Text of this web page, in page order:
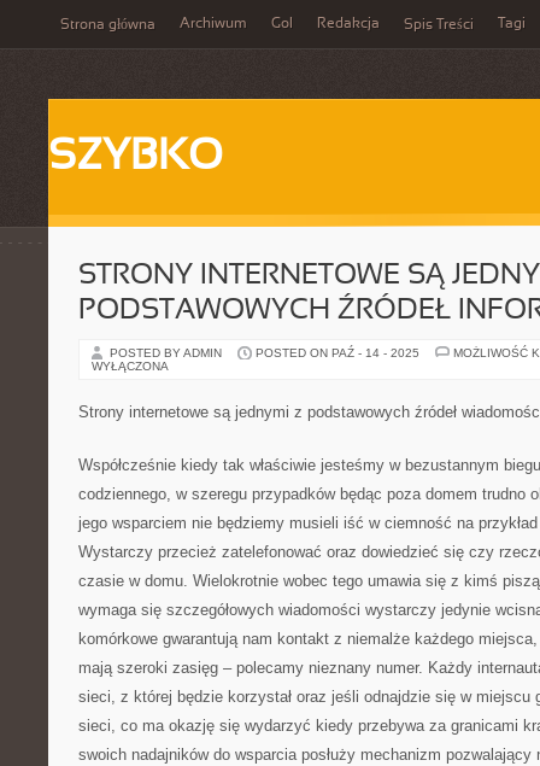
Strona główna Archiwum Gol Redakcja Spis Treści Tagi
SZYBKO
STRONY INTERNETOWE SĄ
PODSTAWOWYCH ŹRÓDEŁ
POSTED BY ADMIN POSTED ON PAŹ - 14 - 2025
MOŻLIWOŚĆ
WYŁĄCZONA
Strony internetowe są jednymi z podstawowych źródeł
Współcześnie kiedy tak właściwie jesteśmy w bezustannym
codziennego, w szeregu przypadków będąc poza domem trudno
jego wsparciem nie będziemy musieli iść w ciemność na
Wystarczy przecież zatelefonować oraz dowiedzieć się czy
czasie w domu. Wielokrotnie wobec tego umawia się z kimś
wymaga się szczegółowych wiadomości wystarczy jedynie
komórkowe gwarantują nam kontakt z niemalże każdego
mają szeroki zasięg – polecamy nieznany numer. Każdy
sieci, z której będzie korzystał oraz jeśli odnajdzie się w miejscu
sieci, co ma okazję się wydarzyć kiedy przebywa za granicami
swoich nadajników do wsparcia posłuży mechanizm pozwalający